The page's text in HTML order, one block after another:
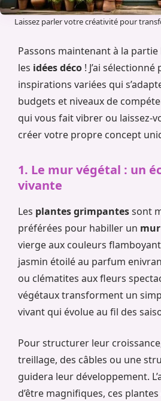
Laissez parler votre créativité pour
Passons maintenant à la partie
les idées déco ! J’ai
inspirations variées qui
budgets et niveaux de
qui vous fait vibrer ou laissez-
créer votre propre concept
1. Le mur végétal : un
vivante
Les plantes grimpantessont
préférées pour habiller un
vierge aux couleurs
jasmin étoilé au parfum
ou clématites aux fleurs
végétaux transforment un
vivant qui évolue au fil des
Pour structurer leur
treillage, des câbles ou une
guidera leur développement.
d’être magnifiques, ces